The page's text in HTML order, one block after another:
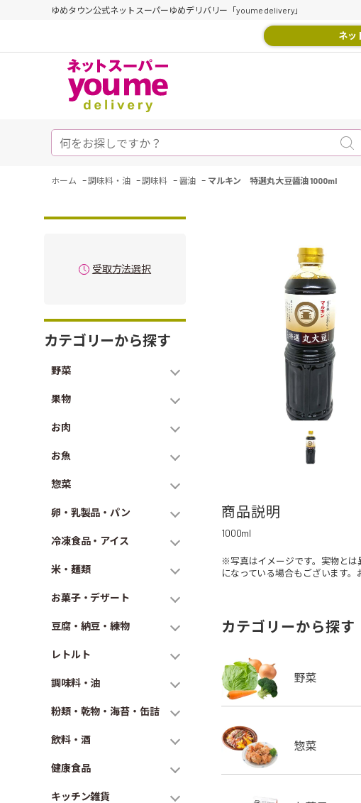
ゆめタウン公式ネットスーパーゆめデリバリー「youme delivery」
ネッ
ホーム -調味料・油 -調味料 - 醤油 - マルキン 特選丸大豆醤油 1000ml
受取方法選択
カテゴリーから探す
野菜
果物
お肉
お魚
惣菜
卵・乳製品・パン
冷凍食品・アイス
米・麺類
お菓子・デザート
豆腐・納豆・練物
レトルト
調味料・油
粉類・乾物・海苔・缶詰
飲料・酒
健康食品
キッチン雑貨
商品説明
1000ml
※写真はイメージです。実物と
になっている場合もございます
カテゴリーから探す